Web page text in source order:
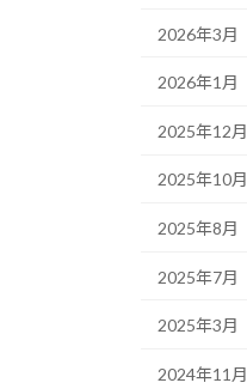
2026年3月
2026年1月
2025年12月
2025年10月
2025年8月
2025年7月
2025年3月
2024年11月